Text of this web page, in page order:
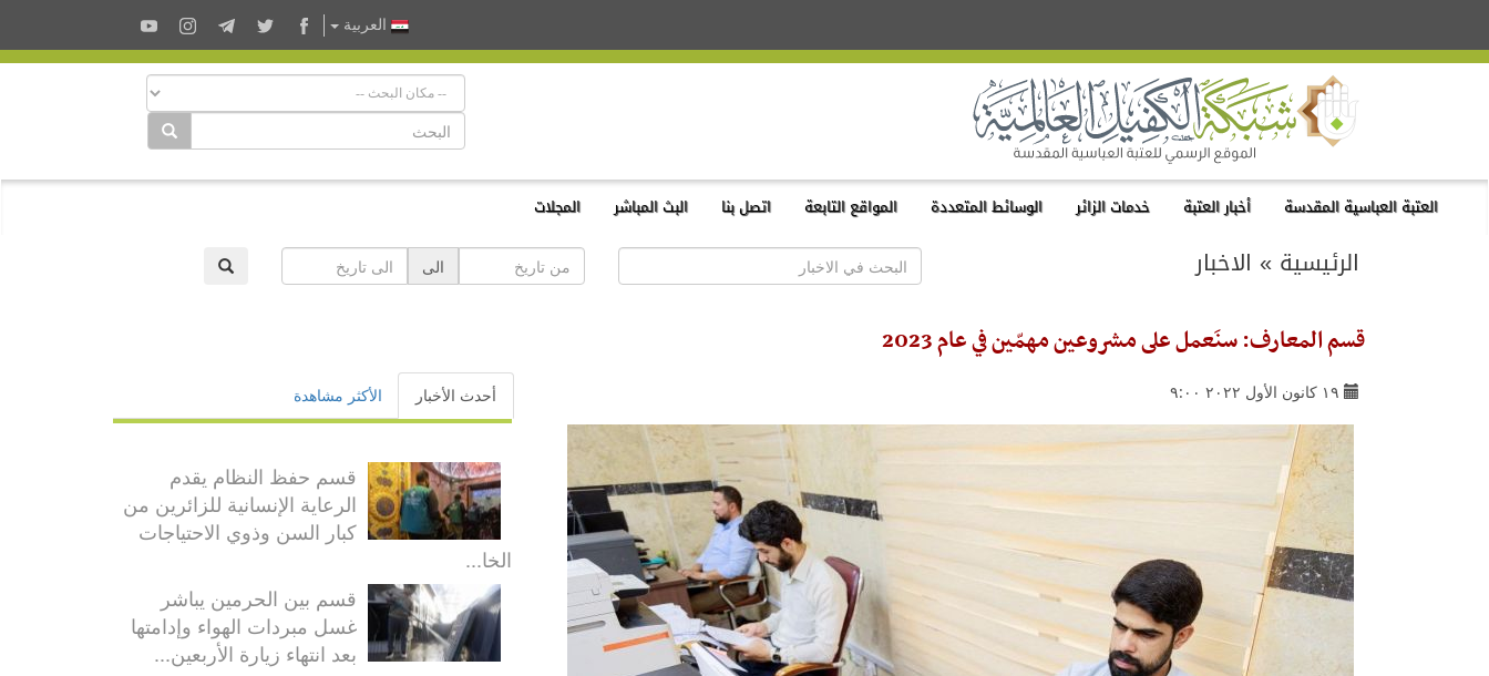
العربية
العتبة العباسية المقدسة أخبار العتبة خدمات الزائر الوسائط المتعددة المواقع التابعة اتصل بنا البث المباشر المجلات
الرئيسية » الاخبار الى
قسم المعارف: سنَعمل على مشروعين مهمّين في عام 2023
١٩ كانون الأول ٢٠٢٢ ٩:٠٠ أحدث الأخبار الأكثر مشاهدة
قسم حفظ النظام يقدم
الرعاية الإنسانية للزائرين من
كبار السن وذوي الاحتياجات
الخا...
قسم بين الحرمين يباشر
غسل مبردات الهواء وإدامتها
بعد انتهاء زيارة الأربعين...